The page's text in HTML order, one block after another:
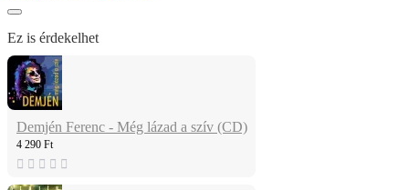
Ez is érdekelhet
Demjén Ferenc - Még lázad a szív (CD)
4 290 Ft